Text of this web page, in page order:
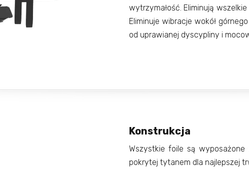
wytrzymałość. Eliminują
Eliminuje wibracje wokół
od uprawianej dyscypliny i
Konstrukcja
Wszystkie foile są
pokrytej tytanem dla najlepszej